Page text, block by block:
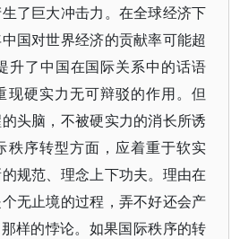
了巨大冲击力。在全球经济下
国对世界经济的贡献率可能超
升了中国在国际关系中的话语
现硬实力无可辩驳的作用。但
头脑，不被硬实力的消长所诱
秩序转型方面，应着重于软实
规范、理念上下功夫。理由在
无止境的过程，弄不好还会产
样的悖论。如果国际秩序的转